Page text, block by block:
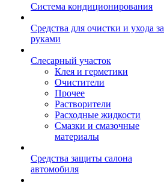
Система кондиционирования
Средства для очистки и ухода за
руками
Слесарный участок
Клея и герметики
Очистители
Прочее
Растворители
Расходные жидкости
Смазки и смазочные
материалы
Средства защиты салона
автомобиля